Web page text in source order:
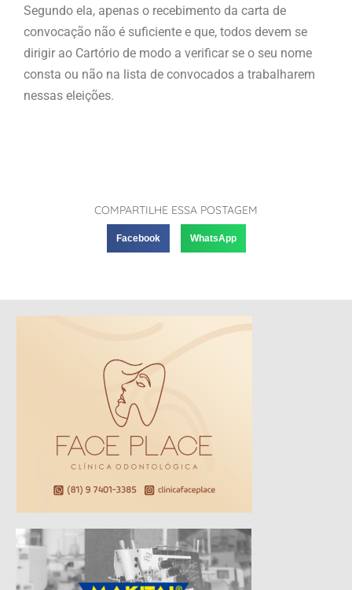
Segundo ela, apenas o recebimento da carta de
convocação não é suficiente e que, todos devem se
dirigir ao Cartório de modo a verificar se o seu nome
consta ou não na lista de convocados a trabalharem
nessas eleições.
COMPARTILHE ESSA POSTAGEM
Facebook WhatsApp